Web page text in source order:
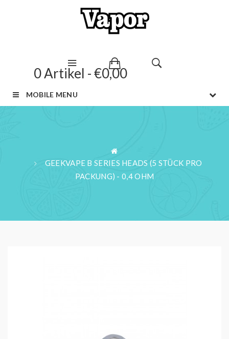
0 Artikel - €0,00
MOBILE MENU
GEEKVAPE B SERIES HEADS (5 STÜCK PRO
PACKUNG) - 0,4 OHM